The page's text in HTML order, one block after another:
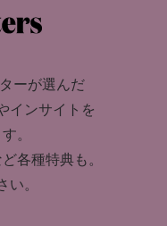
ーが選んだ
インサイトを
。
各種特典も。
。